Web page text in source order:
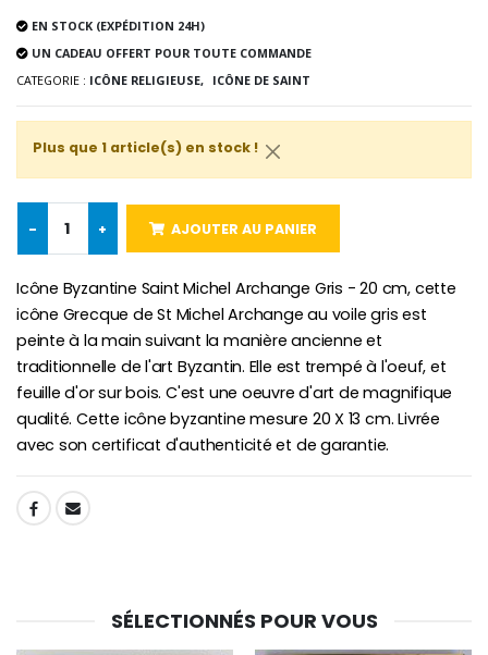
€78.00 €58.50
€9.90
€4.90 €23.00
EN STOCK (EXPÉDITION 24H)
UN CADEAU OFFERT POUR TOUTE COMMANDE
CATEGORIE : ICÔNE RELIGIEUSE, ICÔNE DE SAINT
Plus que 1 article(s) en stock !
- + AJOUTER AU PANIER
Icône Byzantine Saint Michel Archange Gris - 20 cm, cette
icône Grecque de St Michel Archange au voile gris est
peinte à la main suivant la manière ancienne et
traditionnelle de l'art Byzantin. Elle est trempé à l'oeuf, et
feuille d'or sur bois. C'est une oeuvre d'art de magnifique
qualité. Cette icône byzantine mesure 20 X 13 cm. Livrée
avec son certificat d'authenticité et de garantie.
SHARE:
SÉLECTIONNÉS POUR VOUS